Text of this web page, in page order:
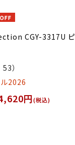
CGY-3317U ピ
）
2026
円(税込)